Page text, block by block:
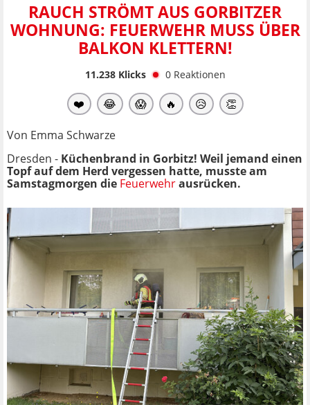
RAUCH STRÖMT AUS GORBITZER
WOHNUNG: FEUERWEHR MUSS ÜBER
BALKON KLETTERN!
11.238Klicks 0 Reaktionen
❤️ 😂 😱 🔥 😥 👏
Von Emma Schwarze
Dresden - Küchenbrand in Gorbitz! Weil jemand einen
Topf auf dem Herd vergessen hatte, musste am
Samstagmorgen die Feuerwehrausrücken.